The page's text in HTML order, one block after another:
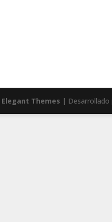
Elegant Themes | Desarrollado